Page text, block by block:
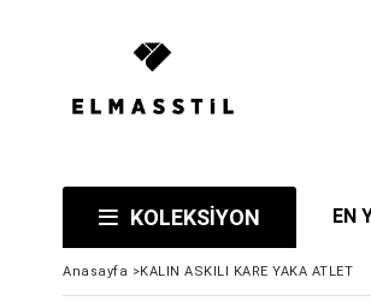
KOLEKSİYON EN
Anasayfa >KALIN ASKILI KARE YAKA ATLET